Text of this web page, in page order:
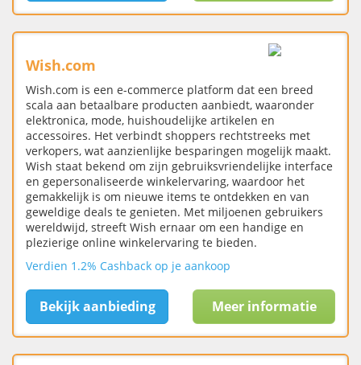
Wish.com
Wish.com is een e-commerce platform dat een breed
scala aan betaalbare producten aanbiedt, waaronder
elektronica, mode, huishoudelijke artikelen en
accessoires. Het verbindt shoppers rechtstreeks met
verkopers, wat aanzienlijke besparingen mogelijk maakt.
Wish staat bekend om zijn gebruiksvriendelijke interface
en gepersonaliseerde winkelervaring, waardoor het
gemakkelijk is om nieuwe items te ontdekken en van
geweldige deals te genieten. Met miljoenen gebruikers
wereldwijd, streeft Wish ernaar om een handige en
plezierige online winkelervaring te bieden.
Verdien 1.2% Cashback op je aankoop
Bekijk aanbieding Meer informatie